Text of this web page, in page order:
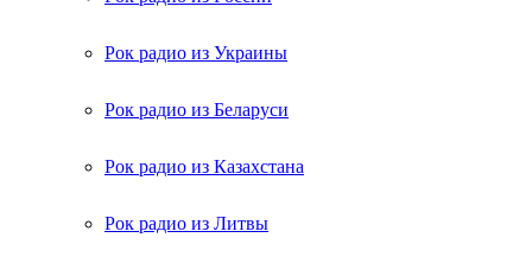
Рок радио из Украины
Рок радио из Беларуси
Рок радио из Казахстана
Рок радио из Литвы